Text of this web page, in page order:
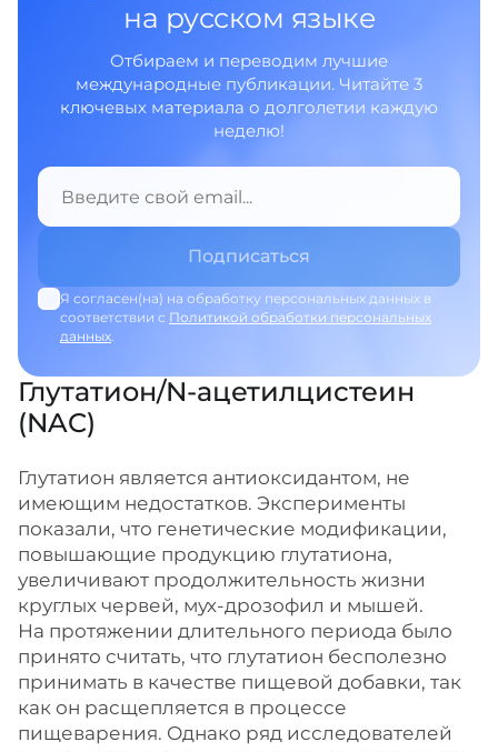
на русском языке
Отбираем и переводим лучшие
международные публикации. Читайте 3
ключевых материала о долголетии каждую
неделю!
Я согласен(на) на обработку персональных данных в
соответствии с Политикой обработки персональных
данных.
Глутатион/N-ацетилцистеин
(NAC)
Глутатион является антиоксидантом, не
имеющим недостатков. Эксперименты
показали, что генетические модификации,
повышающие продукцию глутатиона,
увеличивают продолжительность жизни
круглых червей, мух-дрозофил и мышей.
На протяжении длительного периода было
принято считать, что глутатион бесполезно
принимать в качестве пищевой добавки, так
как он расщепляется в процессе
пищеварения. Однако ряд исследователей